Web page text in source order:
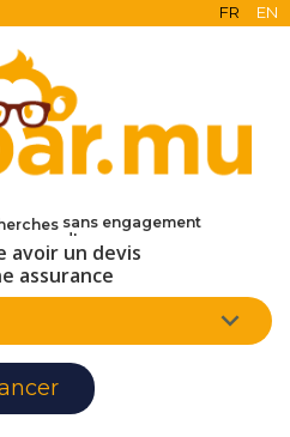
FR EN
en ligne
d'assurance
avoir un devis
assurance